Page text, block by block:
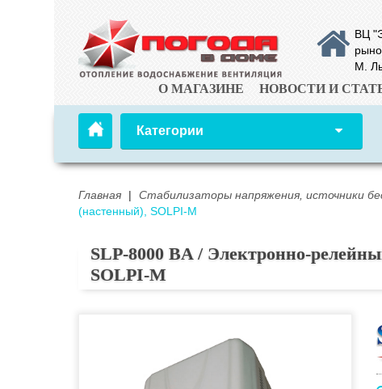
ВЦ
М.
О МАГАЗИНЕ НОВОСТИ И
Категории
Главная | Стабилизаторы напряжения, источники
(настенный), SOLPI-M
SLP-8000 BA / Электронно-
SOLPI-M